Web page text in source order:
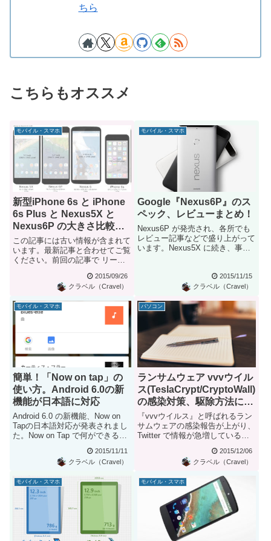
ちら
こちらもオススメ
モバイル・スマホ
新型iPhone 6s と iPhone
6s Plus と Nexus5X と
Nexus6P の大きさ比較画
像
この記事には古い情報が含まれて
います。最新記事と合わせてご覧
ください。前回の記事で リーク
2015/09/26
クラベル（Cravel）
モバイル・スマホ
Google『Nexus6P』のス
ペック、レビューまとめ！
Nexus6P が発売され、各所でも
レビュー記事などで盛り上がって
います。Nexus5X に続き、事前
2015/11/15
クラベル（Cravel）
モバイル・スマホ
簡単！「Now on tap」の
使い方。Android 6.0の新
機能が日本語に対応
Android 6.0 の新機能、Now on
Tapの日本語対応が発表されまし
た。Now on Tap で何ができる
2015/11/11
クラベル（Cravel）
パソコン
ランサムウェア vvvウイル
ス(TeslaCrypt/CryptoWall)
の感染対策、駆除方法につ
いてまとめ
『vvvウイルス』と呼ばれるラン
サムウェアの感染報告が上がり、
Twitter で情報が急増しているよ
2015/12/06
クラベル（Cravel）
モバイル・スマホ モバイル・スマホ